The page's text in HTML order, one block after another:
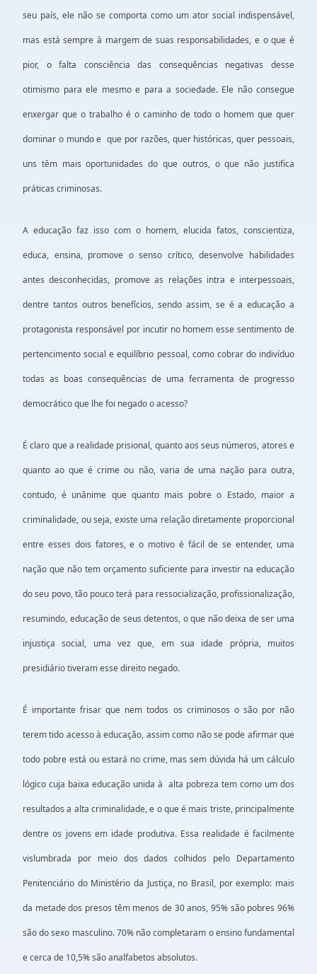
seu país, ele não se comporta como um ator social indispensável,
mas está sempre à margem de suas responsabilidades, e o que é
pior, o falta consciência das consequências negativas desse
otimismo para ele mesmo e para a sociedade. Ele não consegue
enxergar que o trabalho é o caminho de todo o homem que quer
dominar o mundo e que por razões, quer históricas, quer pessoais,
uns têm mais oportunidades do que outros, o que não justifica
práticas criminosas.
A educação faz isso com o homem, elucida fatos, conscientiza,
educa, ensina, promove o senso crítico, desenvolve habilidades
antes desconhecidas, promove as relações intra e interpessoais,
dentre tantos outros benefícios, sendo assim, se é a educação a
protagonista responsável por incutir no homem esse sentimento de
pertencimento social e equilíbrio pessoal, como cobrar do indivíduo
todas as boas consequências de uma ferramenta de progresso
democrático que lhe foi negado o acesso?
É claro que a realidade prisional, quanto aos seus números, atores e
quanto ao que é crime ou não, varia de uma nação para outra,
contudo, é unânime que quanto mais pobre o Estado, maior a
criminalidade, ou seja, existe uma relação diretamente proporcional
entre esses dois fatores, e o motivo é fácil de se entender, uma
nação que não tem orçamento suficiente para investir na educação
do seu povo, tão pouco terá para ressocialização, profissionalização,
resumindo, educação de seus detentos, o que não deixa de ser uma
injustiça social, uma vez que, em sua idade própria, muitos
presidiário tiveram esse direito negado.
É importante frisar que nem todos os criminosos o são por não
terem tido acesso à educação, assim como não se pode afirmar que
todo pobre está ou estará no crime, mas sem dúvida há um cálculo
lógico cuja baixa educação unida à alta pobreza tem como um dos
resultados a alta criminalidade, e o que é mais triste, principalmente
dentre os jovens em idade produtiva. Essa realidade é facilmente
vislumbrada por meio dos dados colhidos pelo Departamento
Penitenciário do Ministério da Justiça, no Brasil, por exemplo: mais
da metade dos presos têm menos de 30 anos, 95% são pobres 96%
são do sexo masculino. 70% não completaram o ensino fundamental
e cerca de 10,5% são analfabetos absolutos.